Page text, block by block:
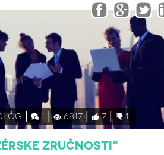
1 6817 7 1
ZRUČNOSTI"